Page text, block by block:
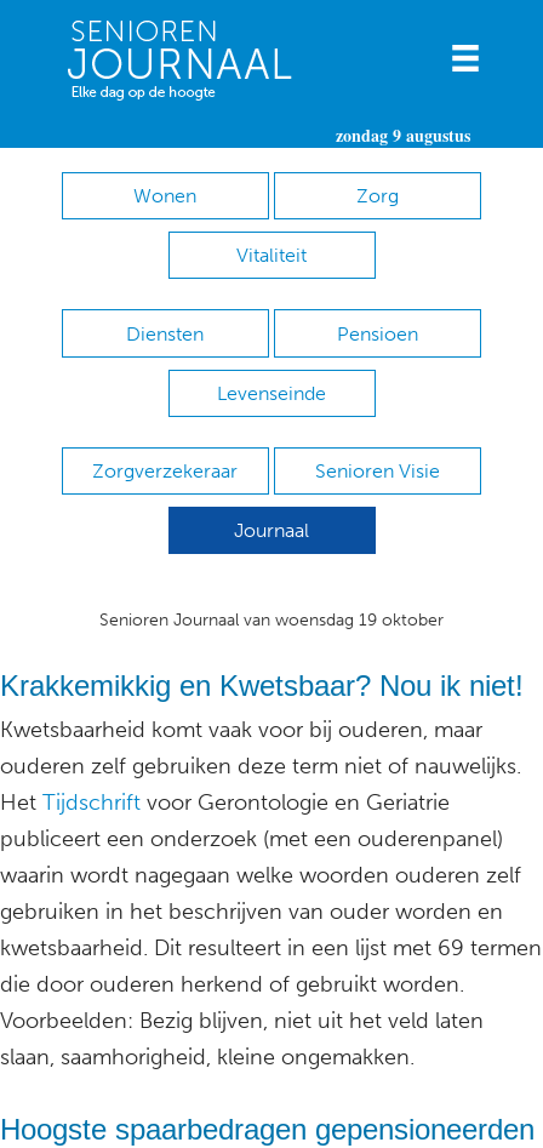
zondag 9 augustus
Wonen Zorg
Vitaliteit
Diensten Pensioen
Levenseinde
Zorgverzekeraar Senioren Visie
Journaal
Senioren Journaal van woensdag 19 oktober
Krakkemikkig en Kwetsbaar? Nou ik niet!
Kwetsbaarheid komt vaak voor bij ouderen, maar
ouderen zelf gebruiken deze term niet of nauwelijks.
Het Tijdschrift voor Gerontologie en Geriatrie
publiceert een onderzoek (met een ouderenpanel)
waarin wordt nagegaan welke woorden ouderen zelf
gebruiken in het beschrijven van ouder worden en
kwetsbaarheid. Dit resulteert in een lijst met 69 termen
die door ouderen herkend of gebruikt worden.
Voorbeelden: Bezig blijven, niet uit het veld laten
slaan, saamhorigheid, kleine ongemakken.
Hoogste spaarbedragen gepensioneerden